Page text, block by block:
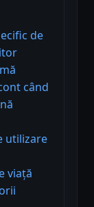
de
când
utilizare
viață